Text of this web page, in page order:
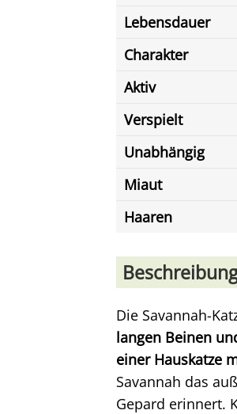
Lebensdauer
Charakter
Aktiv
Verspielt
Unabhängig
Miaut
Haaren
Die Savannah-
langen Beinen
einer Hauskatze
Savannah das
Gepard erinnert.